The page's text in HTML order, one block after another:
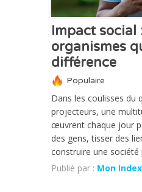
Impact social
organismes
différence
Populaire
Dans les coulisses du
projecteurs, une
œuvrent chaque jour
des gens, tisser des
construire une société
Publié par : Mon Index